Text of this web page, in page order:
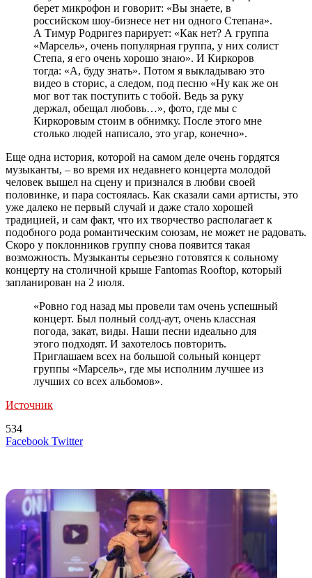
берет микрофон и говорит: «Вы знаете, в
российском шоу-бизнесе нет ни одного Степана».
А Тимур Родригез парирует: «Как нет? А группа
«Марсель», очень популярная группа, у них солист
Степа, я его очень хорошо знаю». И Киркоров
тогда: «А, буду знать». Потом я выкладываю это
видео в сторис, а следом, под песню «Ну как же он
мог вот так поступить с тобой. Ведь за руку
держал, обещал любовь…», фото, где мы с
Киркоровым стоим в обнимку. После этого мне
столько людей написало, это угар, конечно».
Еще одна история, которой на самом деле очень гордятся
музыканты, – во время их недавнего концерта молодой
человек вышел на сцену и признался в любви своей
половинке, и пара состоялась. Как сказали сами артисты, это
уже далеко не первый случай и даже стало хорошей
традицией, и сам факт, что их творчество располагает к
подобного рода романтическим союзам, не может не радовать.
Скоро у поклонников группу снова появится такая
возможность. Музыканты серьезно готовятся к сольному
концерту на столичной крыше Fantomas Rooftop, который
запланирован на 2 июля.
«Ровно год назад мы провели там очень успешный
концерт. Был полный cолд-аут, очень классная
погода, закат, виды. Наши песни идеально для
этого подходят. И захотелось повторить.
Приглашаем всех на большой сольный концерт
группы «Марсель», где мы исполним лучшее из
лучших со всех альбомов».
Источник
534
Facebook TwitterLinkedIn
Tumblr
Reddit
Вконтакте
Одноклассники
Skype
Messenger
Messenger
WhatsApp
Telegram
Viber
Line
Поделиться
Печатать